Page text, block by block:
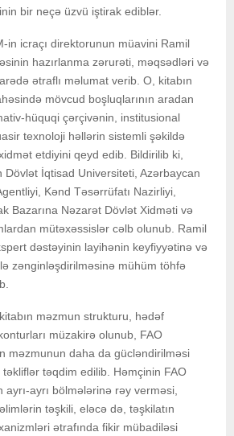
bir neçə üzvü iştirak ediblər.
in icraçı direktorunun müavini Ramil
hazırlanma zərurəti, məqsədləri və
ətraflı məlumat verib. O, kitabın
mövcud boşluqlarının aradan
hüquqi çərçivənin, institusional
texnoloji həllərin sistemli şəkildə
etdiyini qeyd edib. Bildirilib ki,
Dövlət İqtisad Universiteti, Azərbaycan
Kənd Təsərrüfatı Nazirliyi,
Bazarına Nəzarət Dövlət Xidməti və
mütəxəssislər cəlb olunub. Ramil
dəstəyinin layihənin keyfiyyətinə və
zənginləşdirilməsinə mühüm töhfə
məzmun strukturu, hədəf
müzakirə olunub, FAO
məzmunun daha da gücləndirilməsi
təqdim edilib. Həmçinin FAO
ayrı-ayrı bölmələrinə rəy verməsi,
təşkili, eləcə də, təşkilatın
ətrafında fikir mübadiləsi